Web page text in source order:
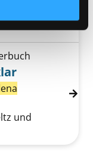
macht's klar
Suche nach
und